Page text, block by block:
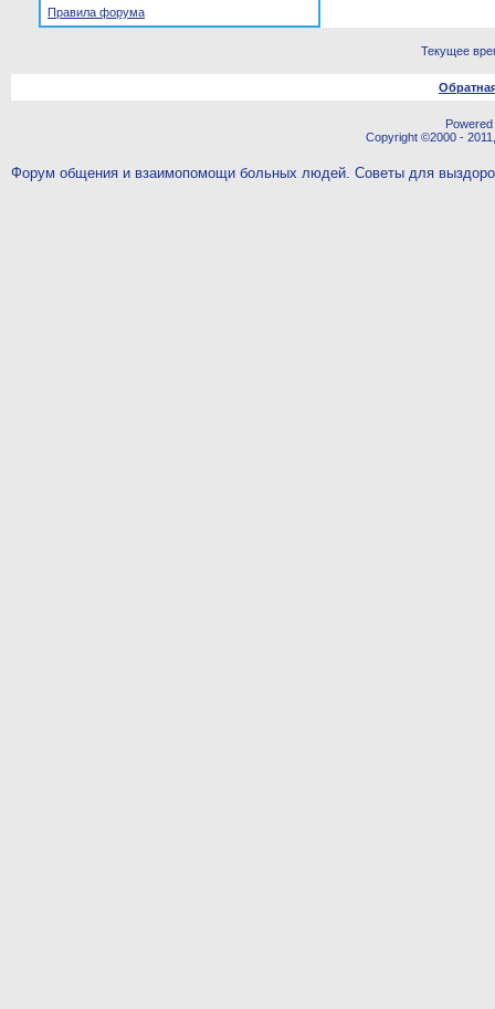
Правила форума
Текущее
Copyright ©2000 -
Форум общения и взаимопомощи больных людей. Советы для